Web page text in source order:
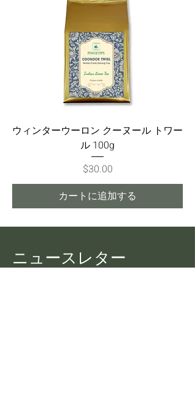
ウィンターウーロン クーヌール トワー
ル 100g
価格
$30.00
カートに追加する
ニュースレター